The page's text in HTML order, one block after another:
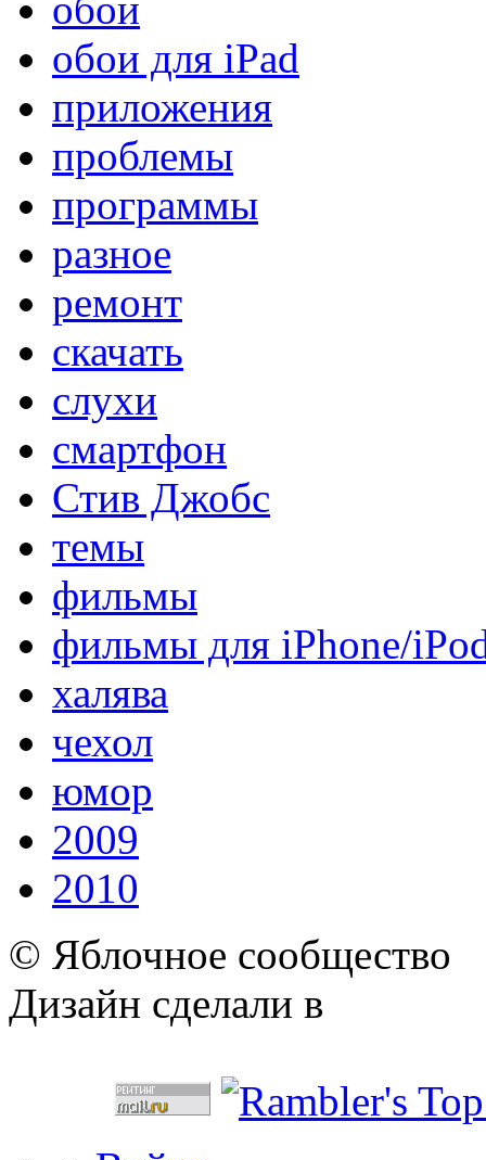
обои для iPad
приложения
проблемы
программы
разное
ремонт
скачать
слухи
смартфон
Стив Джобс
темы
фильмы
фильмы для iPhone/
халява
чехол
юмор
2009
2010
© Яблочное сообщество
Дизайн сделали в